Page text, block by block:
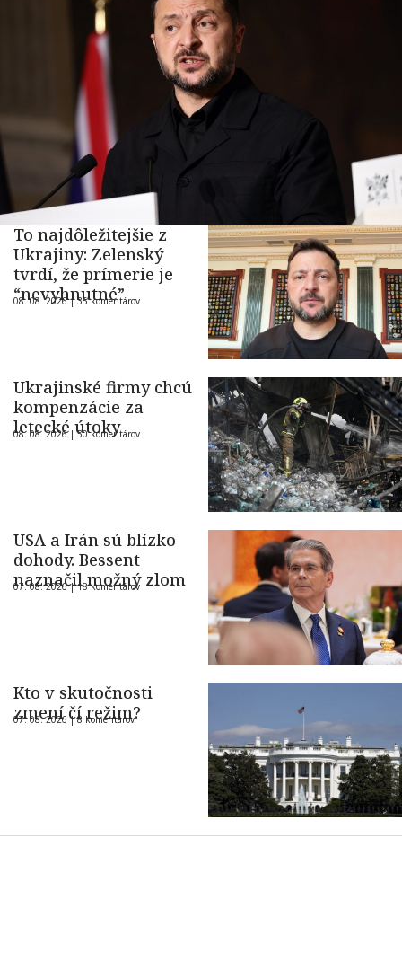
To najdôležitejšie z
Ukrajiny: Zelenský
tvrdí, že prímerie je
“nevyhnutné”
08. 08. 2026 |35 komentárov
Ukrajinské firmy chcú
kompenzácie za
letecké útoky
08. 08. 2026 |50 komentárov
USA a Irán sú blízko
dohody. Bessent
naznačil možný zlom
07. 08. 2026 |18 komentárov
Kto v skutočnosti
zmení čí režim?
07. 08. 2026 |8 komentárov